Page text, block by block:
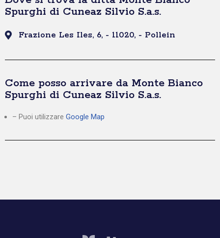
Spurghi di Cuneaz Silvio S.a.s.
Frazione Les Iles, 6, - 11020, - Pollein
Come posso arrivare da Monte Bianco
Spurghi di Cuneaz Silvio S.a.s.
– Puoi utilizzare Google Map